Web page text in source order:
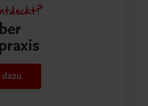
dazu